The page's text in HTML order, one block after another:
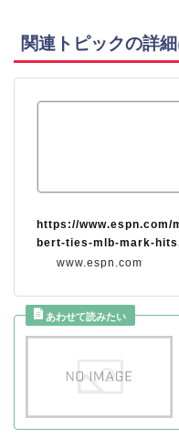
関連トピックの詳
www.espn.com
https://
bert-ties-mlb-mark-